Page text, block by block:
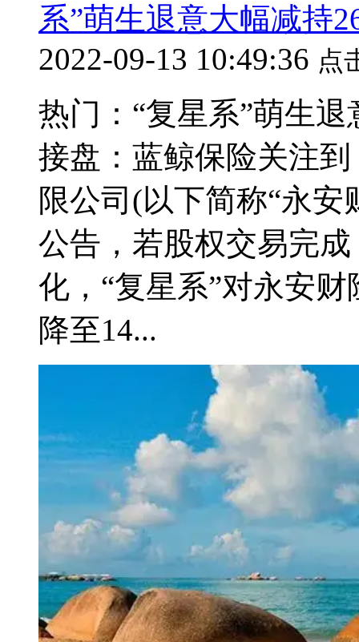
系”萌生退意大幅减持
2022-09-13 10:49:36 点
热门：“复星系”萌生
接盘：蓝鲸保险关注
限公司(以下简称“永
公告，若股权交易完
化，“复星系”对永安
降至14...